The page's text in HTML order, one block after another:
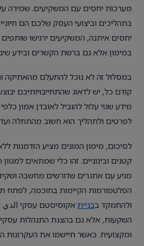
מערכות יחסים עם המשקיעים. שמירה
בתהליכים וביצועי העסק שלכם הם
יחסים איתנה, המשקיעים ירגישו שותפים
במימון אלא גם ברשת הקשרים ובידע
במסלול זה לא נוכל להתעלם מהאתיקה
קודם כל, יש לדאוג שהתחייבויותיכם
מידע שגוי עלול להוביל לאובדן אמון
לפרטים ולתהליך הוא חשוב מהתחלה
לסיכום, מימון המונים מציע הזדמנות
קטנים ובינוניים. זהו כלי שמתאים
מגיע עם אתגרים שדורשים מחשבה
הפלטפורמות הקיימות בחוכמה, לפתח
ולהתמקד בבניית אקוסיסטם עסקי الذي
השקעות, אלא גם בהצגת התנהלות
ומקצועית. כאשר תיישמו את העקרונות